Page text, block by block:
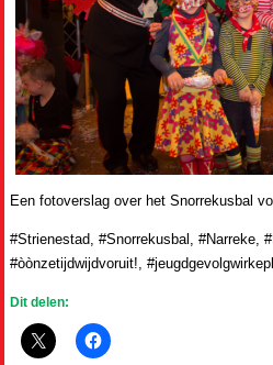
Een fotoverslag over het Snorrekusbal
#Strienestad, #Snorrekusbal, #Narreke,
#òònzetijdwijdvoruit!,
Dit delen: